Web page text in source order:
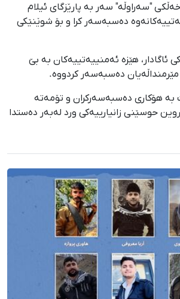
١٦ ساڵانی خەڵكی "سەراوڵە" سەر بە پارێزگای ئیلام
دەسبەسەر کرا و بۆ شوێنێکی
ئاگادار، هێزە ئەمنییەتییەکان بە بێ
دەسبەسەر کردووە.
بە هۆکاری دەسبەسەرکران و تۆمەتە
حوسێنی زانیارییەکی ورد لەبەر دەستدا